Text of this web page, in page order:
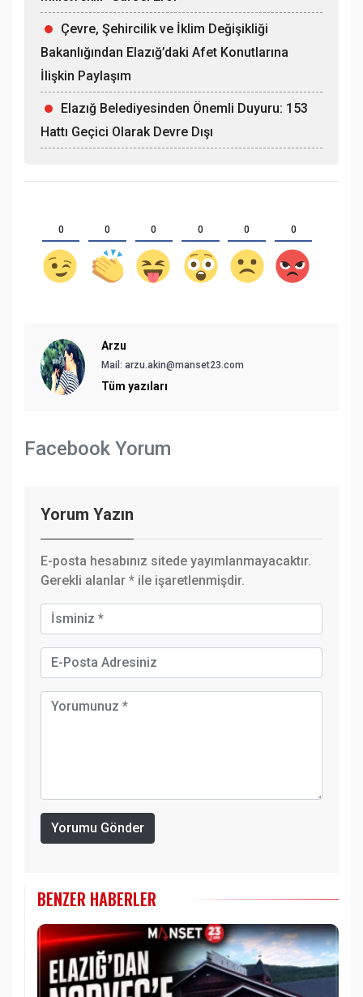
Çevre, Şehircilik ve İklim Değişikliği
Bakanlığından Elazığ’daki Afet Konutlarına
İlişkin Paylaşım
Elazığ Belediyesinden Önemli Duyuru: 153
Hattı Geçici Olarak Devre Dışı
0 0 0 0 0 0
Arzu
Mail: arzu.akin@manset23.com
Tüm yazıları
Facebook Yorum
Yorum Yazın
E-posta hesabınız sitede yayımlanmayacaktır.
Gerekli alanlar * ile işaretlenmişdir.
Yorumu Gönder
BENZER HABERLER